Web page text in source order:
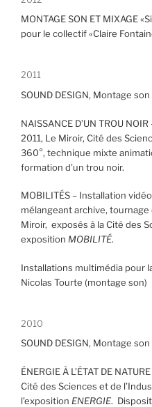
MONTAGE SON ET MIXAGE
pour le collectif «Claire
2011
SOUND DESIGN, Montage
NAISSANCE D’UN TROU
2011, Le Miroir, Cité des
360°, technique mixte
formation d’un trou noir.
MOBILITÉS – Installation
mélangeant archive, tournage
Miroir, exposés à la Cité des
exposition MOBILITÉ.
Installations multimédia pour
Nicolas Tourte (montage son)
2010
SOUND DESIGN, Montage
ÉNERGIE À L’ÉTAT DE
Cité des Sciences et de
l’exposition ENERGIE.